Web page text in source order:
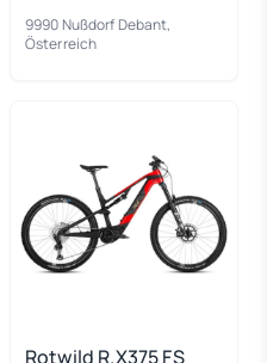
9990 Nußdorf Debant,
Österreich
Rotwild R.X375 FS